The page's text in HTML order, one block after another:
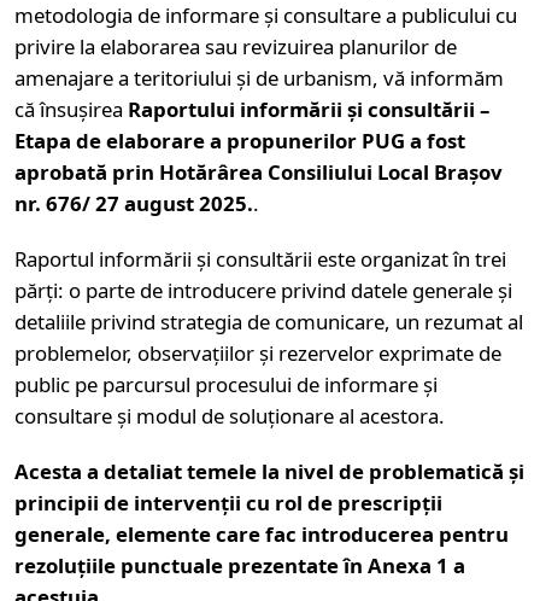
metodologia de informare și consultare a publicului cu
privire la elaborarea sau revizuirea planurilor de
amenajare a teritoriului și de urbanism, vă informăm
că însușirea Raportului informării și consultării –
Etapa de elaborare a propunerilor PUG a fost
aprobată prin Hotărârea Consiliului Local Brașov
nr. 676/ 27 august 2025..
Raportul informării și consultării este organizat în trei
părți: o parte de introducere privind datele generale și
detaliile privind strategia de comunicare, un rezumat al
problemelor, observațiilor și rezervelor exprimate de
public pe parcursul procesului de informare și
consultare și modul de soluționare al acestora.
Acesta a detaliat temele la nivel de problematică și
principii de intervenții cu rol de prescripții
generale, elemente care fac introducerea pentru
rezoluțiile punctuale prezentate în Anexa 1 a